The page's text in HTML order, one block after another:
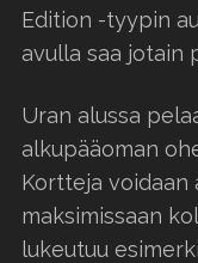
Edition -tyypin
avulla saa jotain
Uran alussa
alkupääoman
Kortteja
maksimissaan
lukeutuu